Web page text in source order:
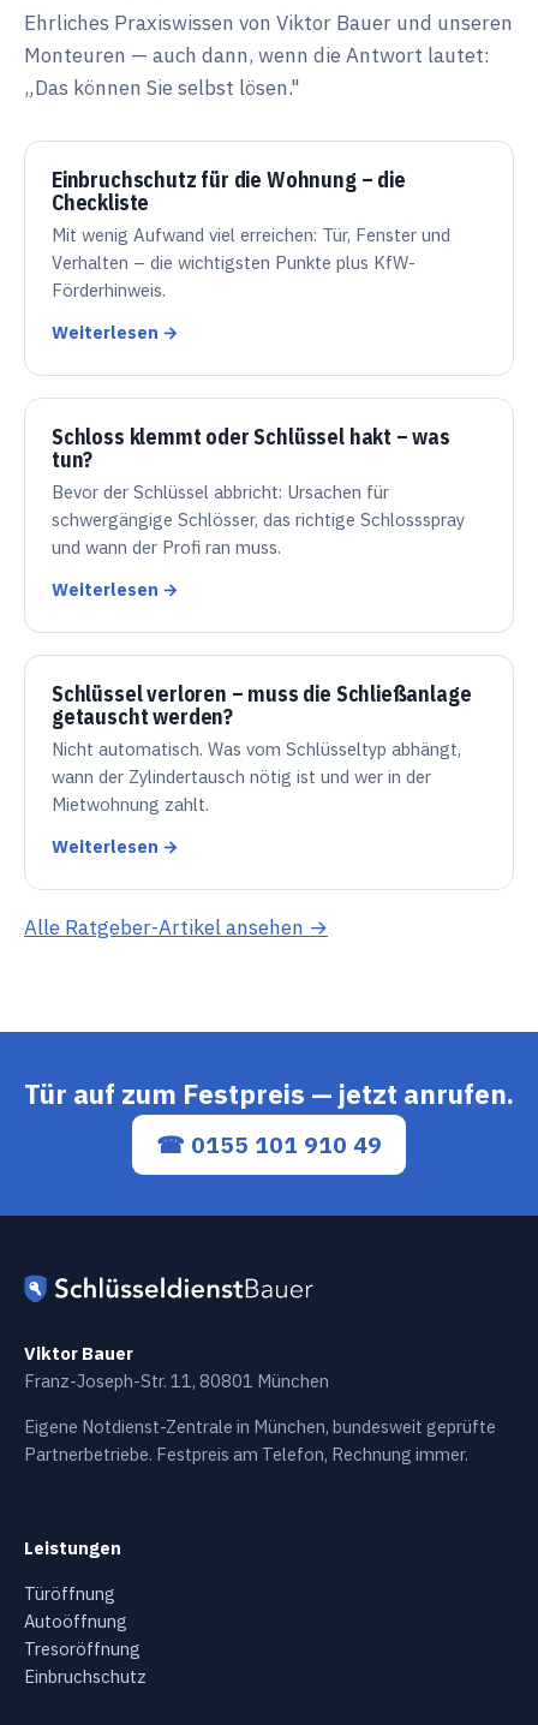
Ehrliches Praxiswissen von Viktor Bauer und unseren
Monteuren — auch dann, wenn die Antwort lautet:
„Das können Sie selbst lösen."
Einbruchschutz für die Wohnung – die
Checkliste
Mit wenig Aufwand viel erreichen: Tür, Fenster und
Verhalten – die wichtigsten Punkte plus KfW-
Förderhinweis.
Weiterlesen →
Schloss klemmt oder Schlüssel hakt – was
tun?
Bevor der Schlüssel abbricht: Ursachen für
schwergängige Schlösser, das richtige Schlossspray
und wann der Profi ran muss.
Weiterlesen →
Schlüssel verloren – muss die Schließanlage
getauscht werden?
Nicht automatisch. Was vom Schlüsseltyp abhängt,
wann der Zylindertausch nötig ist und wer in der
Mietwohnung zahlt.
Weiterlesen →
Alle Ratgeber-Artikel ansehen →
Tür auf zum Festpreis — jetzt anrufen.
☎ 0155 101 910 49
Viktor Bauer
Franz-Joseph-Str. 11, 80801 München
Eigene Notdienst-Zentrale in München, bundesweit geprüfte
Partnerbetriebe. Festpreis am Telefon, Rechnung immer.
Leistungen
Türöffnung
Autoöffnung
Tresoröffnung
Einbruchschutz